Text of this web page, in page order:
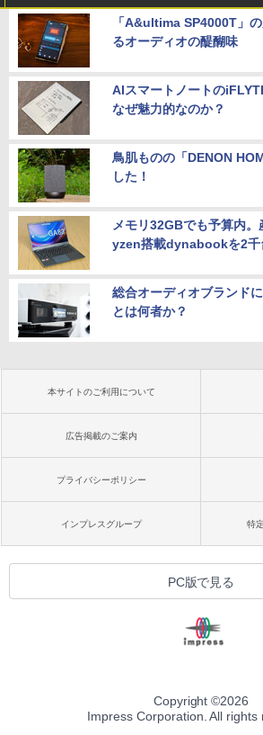
「A&ultima SP4000T」
るオーディオの醍醐味
AIスマートノートの
なぜ魅力的なのか？
鳥肌ものの「DENON
した！
メモリ32GBでも予算内
yzen搭載dynabookを2千
総合オーディオブランド
とは何者か？
本サイトのご利用について
広告掲載のご案内
プライバシーポリシー
インプレスグループ 特
PC版で見る
Copyright ©2026
Impress Corporation. All rights